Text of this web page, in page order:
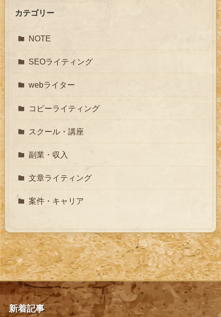
カテゴリー
NOTE
SEOライティング
webライター
コピーライティング
スクール・講座
副業・収入
文章ライティング
案件・キャリア
新着記事